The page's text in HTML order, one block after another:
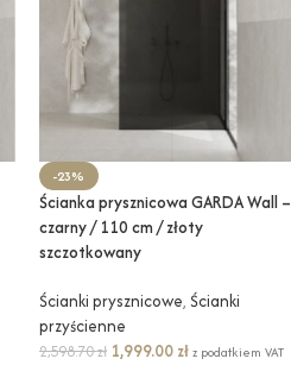
-23%
Ścianka prysznicowa GARDA Wall –
czarny / 110 cm / złoty
szczotkowany
Ścianki prysznicowe, Ścianki
przyścienne
2,598.70zł 1,999.00 zł z podatkiem VAT